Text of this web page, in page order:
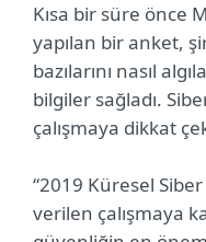
Kısa bir süre önce
yapılan bir anket,
bazılarını nasıl
bilgiler sağladı.
çalışmaya dikkat
“2019 Küresel Siber
verilen çalışmaya